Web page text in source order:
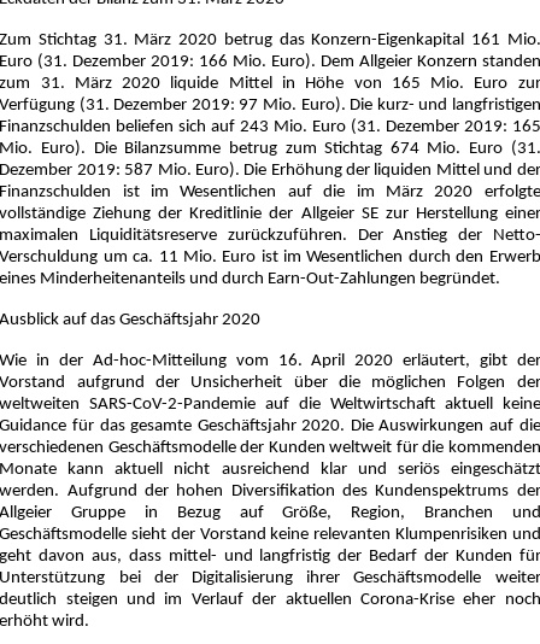
Zum Stichtag 31. März 2020 betrug das Konzern-Eigenkapital 161 Mio.
Euro (31. Dezember 2019: 166 Mio. Euro). Dem Allgeier Konzern standen
zum 31. März 2020 liquide Mittel in Höhe von 165 Mio. Euro zur
Verfügung (31. Dezember 2019: 97 Mio. Euro). Die kurz- und langfristigen
Finanzschulden beliefen sich auf 243 Mio. Euro (31. Dezember 2019: 165
Mio. Euro). Die Bilanzsumme betrug zum Stichtag 674 Mio. Euro (31.
Dezember 2019: 587 Mio. Euro). Die Erhöhung der liquiden Mittel und der
Finanzschulden ist im Wesentlichen auf die im März 2020 erfolgte
vollständige Ziehung der Kreditlinie der Allgeier SE zur Herstellung einer
maximalen Liquiditätsreserve zurückzuführen. Der Anstieg der Netto-
Verschuldung um ca. 11 Mio. Euro ist im Wesentlichen durch den Erwerb
eines Minderheitenanteils und durch Earn-Out-Zahlungen begründet.
Ausblick auf das Geschäftsjahr 2020
Wie in der Ad-hoc-Mitteilung vom 16. April 2020 erläutert, gibt der
Vorstand aufgrund der Unsicherheit über die möglichen Folgen der
weltweiten SARS-CoV-2-Pandemie auf die Weltwirtschaft aktuell keine
Guidance für das gesamte Geschäftsjahr 2020. Die Auswirkungen auf die
verschiedenen Geschäftsmodelle der Kunden weltweit für die kommenden
Monate kann aktuell nicht ausreichend klar und seriös eingeschätzt
werden. Aufgrund der hohen Diversifikation des Kundenspektrums der
Allgeier Gruppe in Bezug auf Größe, Region, Branchen und
Geschäftsmodelle sieht der Vorstand keine relevanten Klumpenrisiken und
geht davon aus, dass mittel- und langfristig der Bedarf der Kunden für
Unterstützung bei der Digitalisierung ihrer Geschäftsmodelle weiter
deutlich steigen und im Verlauf der aktuellen Corona-Krise eher noch
erhöht wird.